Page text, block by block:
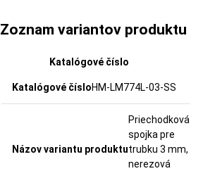
Zoznam variantov produktu
Katalógové číslo
HM-LM774L-03-SS
Priechodková
spojka pre
trubku 3 mm,
nerezová